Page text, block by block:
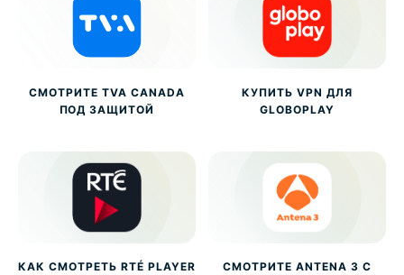
СМОТРИТЕ TVA CANADA
ПОД ЗАЩИТОЙ
КУПИТЬ VPN ДЛЯ
GLOBOPLAY
КАК СМОТРЕТЬ RTÉ PLAYER
СМОТРИТЕ ANTENA 3 С